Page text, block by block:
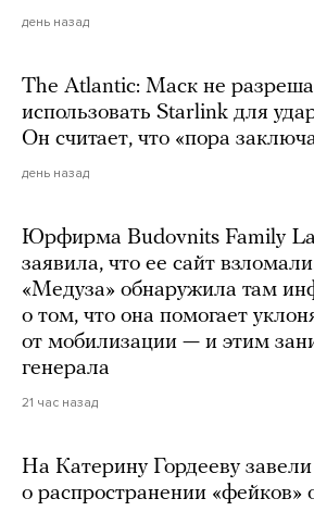
день назад
The Atlantic: Маск не
использовать Starlink для
Он считает, что «пора
день назад
Юрфирма Budovnits Family
заявила, что ее сайт
«Медуза» обнаружила там
о том, что она помогает
от мобилизации — и этим
генерала
21 час назад
На Катерину Гордееву
о распространении «фейков»